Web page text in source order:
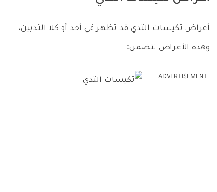
أعراض تكيسات الثدي قد تظهر في أحد أو كلا الثديين،
وهذه الأعراض تتضمن:
ADVERTISEMENT